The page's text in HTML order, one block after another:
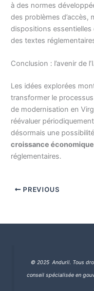
à des normes
des problèmes d’accès,
dispositions
des textes
Conclusion : l’avenir de
Les idées explorées
transformer le
de modernisation en
réévaluer
désormais une
croissance économique
réglementaires.
PREVIOUS
© 2025 Anduril. Tous
conseil spécialisée en